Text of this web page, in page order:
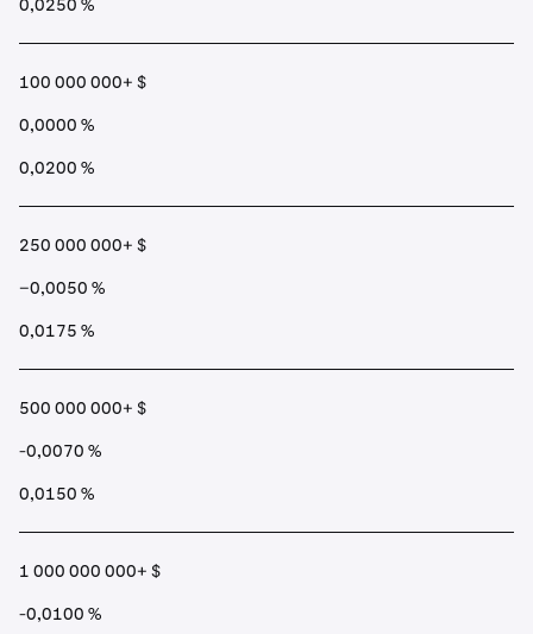
0,0250 %
100 000 000+ $
0,0000 %
0,0200 %
250 000 000+ $
−0,0050 %
0,0175 %
500 000 000+ $
-0,0070 %
0,0150 %
1 000 000 000+ $
-0,0100 %